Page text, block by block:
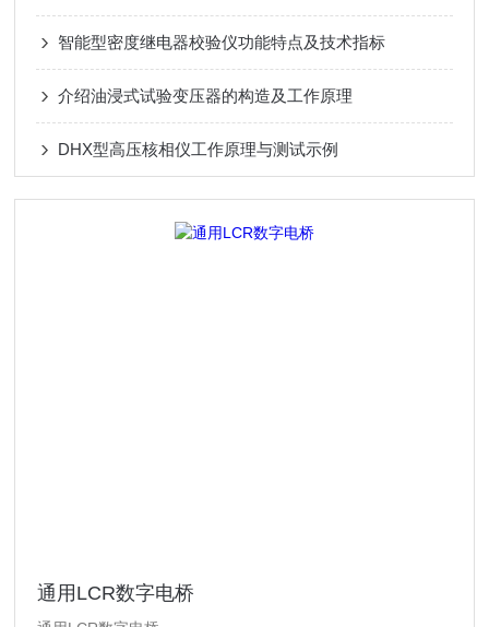
智能型密度继电器校验仪功能特点及技术指标
介绍油浸式试验变压器的构造及工作原理
DHX型高压核相仪工作原理与测试示例
通用LCR数字电桥